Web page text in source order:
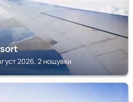
2026, 2 нощувки